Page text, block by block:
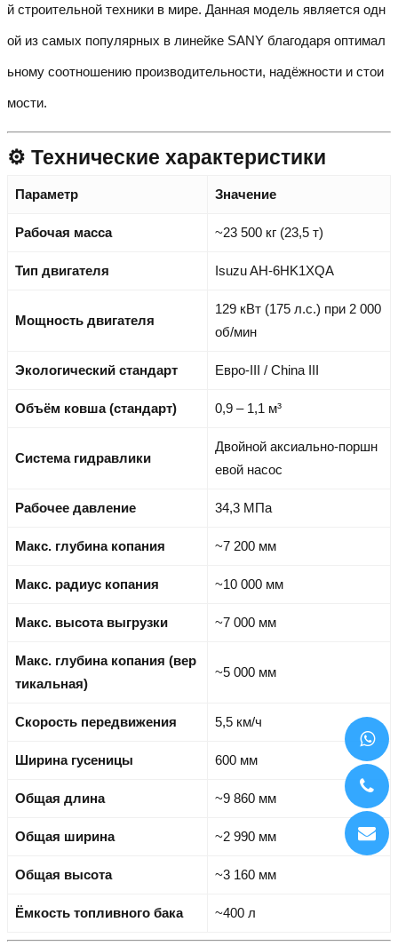
й строительной техники в мире. Данная модель является одн
ой из самых популярных в линейке SANY благодаря оптимал
ьному соотношению производительности, надёжности и стои
мости.
⚙️ Технические характеристики
Параметр Значение
Рабочая масса ~23 500 кг (23,5 т)
Тип двигателя Isuzu AH-6HK1XQA
Мощность двигателя
129 кВт (175 л.с.) при 2 000
об/мин
Экологический стандарт Евро-III / China III
Объём ковша (стандарт) 0,9 – 1,1 м³
Система гидравлики
Двойной аксиально-поршн
евой насос
Рабочее давление 34,3 МПа
Макс. глубина копания ~7 200 мм
Макс. радиус копания ~10 000 мм
Макс. высота выгрузки ~7 000 мм
Макс. глубина копания (вер
тикальная)
~5 000 мм
Скорость передвижения 5,5 км/ч
Ширина гусеницы 600 мм
Общая длина ~9 860 мм
Общая ширина ~2 990 мм
Общая высота ~3 160 мм
Ёмкость топливного бака ~400 л